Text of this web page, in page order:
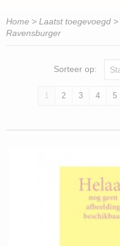
Home > Laatst toegevoegd >
Ravensburger
Sorteer op:
1 2 3 4 5